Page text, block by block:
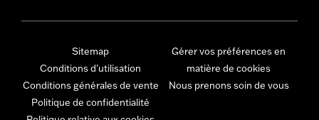
Sitemap
Conditions d'utilisation
Conditions générales de vente
Politique de confidentialité
Gérer vos préférences en
matière de cookies
Nous prenons soin de vous